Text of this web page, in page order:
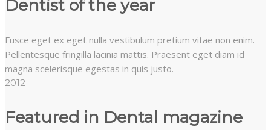
Dentist of the year
Fusce eget ex eget nulla vestibulum pretium vitae non enim.
Pellentesque fringilla lacinia mattis. Praesent eget diam id
magna scelerisque egestas in quis justo.
2012
Featured in Dental magazine